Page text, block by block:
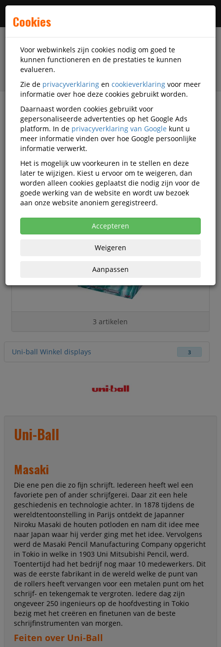
filter
Presentatiemiddelen Uni-ball
Uni-ball presentatiemiddelen
Uni-ball Displays
3 artikelen
Uni-ball Winkel displays 3
Uni-Ball
Masaki
Die ene pen die zo fijn schrijft. Iedereen heeft wel een
favoriete pen of ander schrijfgerei. Daar zit een hele
geschiedenis en technologie achter. In 1878 tijdens de
wereldtentoonstelling in Parijs ontdekt de Japanner
Niroku Masaki de houten potloden en nam dit idee mee
naar Japan waar hij verder ging met het idee. Vervolgens
werd de Masaki Pencil Manufacturing Company opgericht
in Tokio in welke in 1903 Uni Mitsubishi Pencil, werd.
Toentertijd had het bedrijf nog maar 10 medewerkers. Dit
was de eerste fabrikant in de wereld welke de punt van
de rollers heeft vervangen voor een metalen punt om het
schrijf- en tekengemak te vergroten. Iedere dag zijn
ongeveer 250 ingenieurs op de hoofdvesting in Tokio
bezig met het creëren en finetunen van de beste
schrijfinstrumenten van morgen.
Feiten over Uni-Ball
Cookies
Voor webwinkels zijn cookies nodig om goed te
kunnen functioneren en de prestaties te kunnen
evalueren.
Zie de privacyverklaring en cookieverklaring voor meer
informatie over hoe deze cookies gebruikt worden.
Daarnaast worden cookies gebruikt voor
gepersonaliseerde advertenties op het Google Ads
platform. In de privacyverklaring van Google kunt u
meer informatie vinden over hoe Google persoonlijke
informatie verwerkt.
Het is mogelijk uw voorkeuren in te stellen en deze
later te wijzigen. Kiest u ervoor om te weigeren, dan
worden alleen cookies geplaatst die nodig zijn voor de
goede werking van de website en wordt uw bezoek
aan onze website anoniem geregistreerd.
Accepteren
Weigeren
Aanpassen